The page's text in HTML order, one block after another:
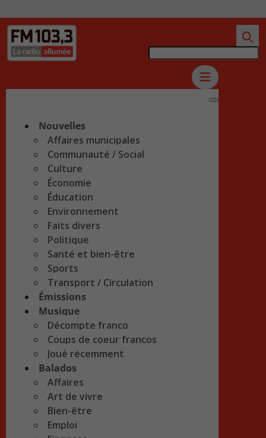
Nouvelles
Affaires municipales
Communauté / Social
Culture
Économie
Éducation
Environnement
Faits divers
Politique
Santé et bien-être
Sports
Transport / Circulation
Émissions
Musique
Décompte franco
Coups de coeur francos
Joué récemment
Balados
Affaires
Art de vivre
Bien-être
Emploi